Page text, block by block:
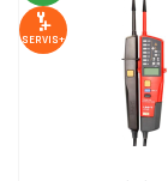
SERVIS+